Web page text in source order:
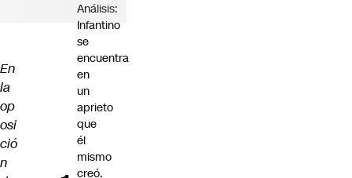
En
la
op
osi
ció
n
Análisis:
Infantino
se
encuentra
en
un
aprieto
que
él
mismo
creó.